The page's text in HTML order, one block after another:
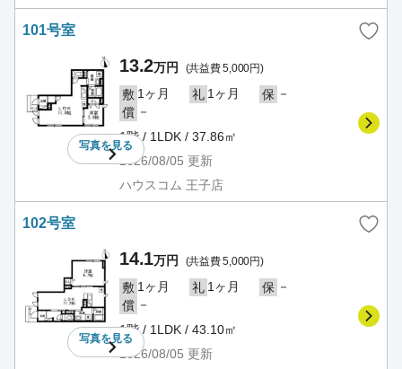
101号室
写真を見る
13.2万円 (共益費 5,000円)
敷 1ヶ月 礼 1ヶ月 保 －
償 －
1階 / 1LDK / 37.86㎡
2026/08/05 更新
ハウスコム 王子店
102号室
写真を見る
14.1万円 (共益費 5,000円)
敷 1ヶ月 礼 1ヶ月 保 －
償 －
1階 / 1LDK / 43.10㎡
2026/08/05 更新